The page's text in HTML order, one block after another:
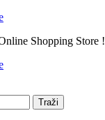
Shopping Store !
Traži